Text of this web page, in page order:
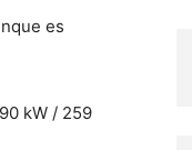
es
kW / 259